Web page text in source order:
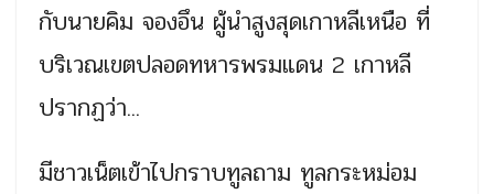
กับนายคิม จองอึน ผู้นำสูงสุดเกาหลีเหนือ ที่
บริเวณเขตปลอดทหารพรมแดน 2 เกาหลี
ปรากฏว่า...
มีชาวเน็ตเข้าไปกราบทูลถาม ทูลกระหม่อม